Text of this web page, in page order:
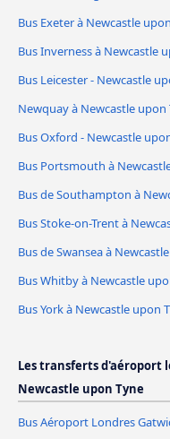
Bus Exeter à Newcastle
Bus Inverness à Newcastle
Bus Leicester - Newcastle
Newquay à Newcastle upon
Bus Oxford - Newcastle
Bus Portsmouth à
Bus de Southampton à
Bus Stoke-on-Trent à
Bus de Swansea à
Bus Whitby à Newcastle
Bus York à Newcastle upon
Les transferts d'aéroport
Newcastle upon Tyne
Bus Aéroport Londres